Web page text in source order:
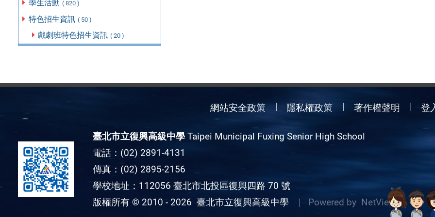
學生活動 ( 820 )
特色招生資訊 ( 50 )
戲劇班特色招生資訊 ( 20 )
網站安全政策 隱私權政策 著作權聲明 登
臺北市立復興高級中學Taipei Municipal Fuxing Senior High School
電話：(02) 2891-4131
傳真：(02) 2895-2156
學校地址：112056 臺北市北投區復興四路 70 號
版權所有 © 2010 - 2026 臺北市立復興高級中學 | Powered by NetView